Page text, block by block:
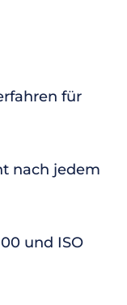
für
nach jedem
und ISO